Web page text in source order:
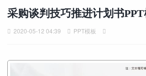
采购谈判技巧推进计划书
2020-05-12 04:39 PPT模板